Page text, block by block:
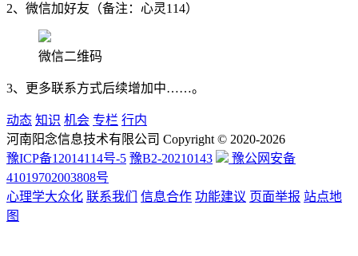
2、微信加好友（备注：心灵114）
微信二维码
3、更多联系方式后续增加中……。
动态 知识 机会 专栏 行内
河南阳念信息技术有限公司 Copyright © 2020-2026
豫ICP备12014114号-5 豫B2-20210143
豫公网安备
41019702003808号
心理学大众化 联系我们 信息合作 功能建议 页面举报 站点地
图